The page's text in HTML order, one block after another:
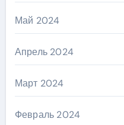
Май 2024
Апрель 2024
Март 2024
Февраль 2024